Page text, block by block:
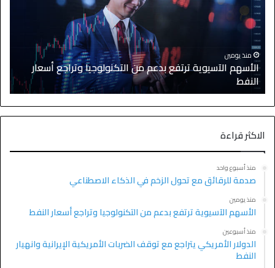
منذ يومين
الأسهم الآسيوية ترتفع بدعم من التكنولوجيا وتراجع أسعار
النفط
الاكثر قراءة
منذ أسبوع واحد
صدمة للرقائق مع تحول الزخم في الذكاء الاصطناعي
منذ يومين
الأسهم الآسيوية ترتفع بدعم من التكنولوجيا وتراجع أسعار النفط
منذ أسبوعين
الدولار الأمريكي يتراجع مع توقف الضربات الأمريكية الإيرانية وانهيار
النفط